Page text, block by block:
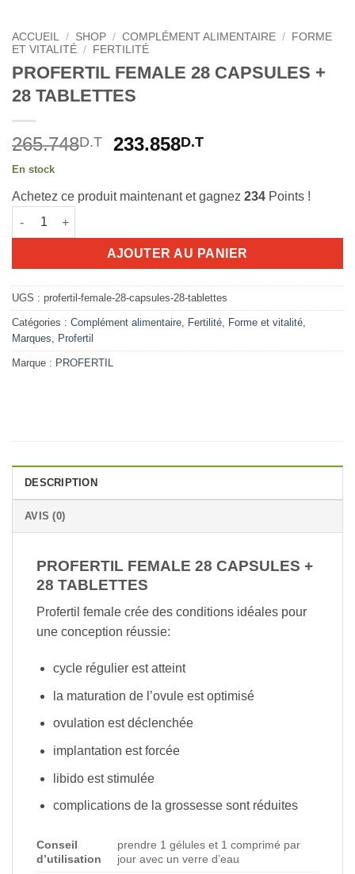
ACCUEIL / SHOP / COMPLÉMENT ALIMENTAIRE / FORME
ET VITALITÉ / FERTILITÉ
PROFERTIL FEMALE 28 CAPSULES +
28 TABLETTES
265.748D.T
Le
était :
233.858D.TLe
est :
En stock
Achetez ce produit maintenant et gagnez 234 Points !
quantité de PROFERTIL FEMALE 28 CAPSULES + 28
AJOUTER AU PANIER
UGS : profertil-female-28-capsules-28-tablettes
Catégories : Complément alimentaire, Fertilité, Forme et vitalité,
Marques, Profertil
Marque : PROFERTIL
DESCRIPTION
AVIS (0)
PROFERTIL FEMALE 28 CAPSULES +
28 TABLETTES
Profertil female crée des conditions idéales pour
une conception réussie:
cycle régulier est atteint
la maturation de l’ovule est optimisé
ovulation est déclenchée
implantation est forcée
libido est stimulée
complications de la grossesse sont réduites
Conseil
d’utilisation
prendre 1 gélules et 1 comprimé par
jour avec un verre d’eau